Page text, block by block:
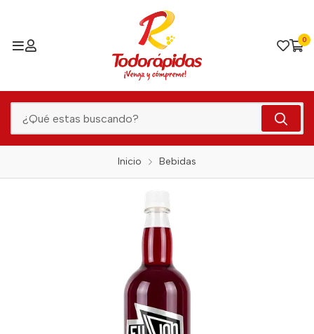
0
Inicio Bebidas